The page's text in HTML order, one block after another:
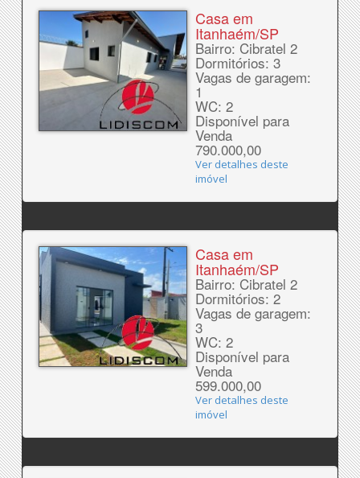
Casa em
Itanhaém/SP
Bairro: Cibratel 2
Dormitórios: 3
Vagas de garagem:
1
WC: 2
Disponível para
Venda
790.000,00
Ver detalhes deste
imóvel
Casa em
Itanhaém/SP
Bairro: Cibratel 2
Dormitórios: 2
Vagas de garagem:
3
WC: 2
Disponível para
Venda
599.000,00
Ver detalhes deste
imóvel